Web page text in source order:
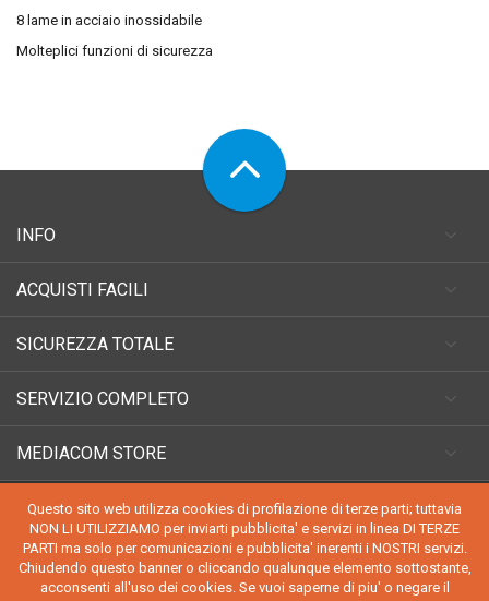
8 lame in acciaio inossidabile
Molteplici funzioni di sicurezza
INFO
ACQUISTI FACILI
SICUREZZA TOTALE
SERVIZIO COMPLETO
MEDIACOM STORE
Questo sito web utilizza cookies di profilazione di terze parti; tuttavia
NON LI UTILIZZIAMO per inviarti pubblicita' e servizi in linea DI TERZE
PARTI ma solo per comunicazioni e pubblicita' inerenti i NOSTRI servizi.
Chiudendo questo banner o cliccando qualunque elemento sottostante,
acconsenti all'uso dei cookies. Se vuoi saperne di piu' o negare il